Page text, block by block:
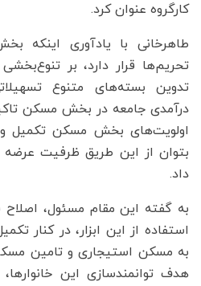
کارگروه عنوان کرد.
طاهرخانی با یادآوری اینکه
تحریم‌ها قرار دارد، بر
تدوین بسته‌های متنوع
درآمدی جامعه در بخش مسکن
اولویت‌های بخش مسکن تکمیل
بتوان از این طریق ظرفیت
داد.
به گفته این مقام مسئول،
استفاده از این ابزار، در کنار
به مسکن استیجاری و تامین
هدف توانمندسازی این